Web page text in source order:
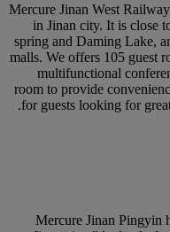
Mercure Jinan West
in Jinan city. It is close
spring and Daming Lake,
malls. We offers 105 guest
multifunctional
room to provide
for guests looking for
Mercure Jinan Pingyin